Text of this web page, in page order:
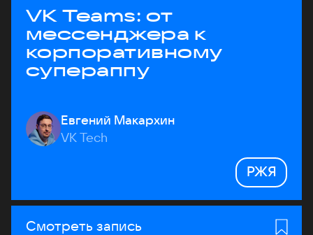
VK Teams: от
мессенджера к
корпоративному
супераппу
Евгений Макархин
VK Tech
РЖЯ
Смотреть запись